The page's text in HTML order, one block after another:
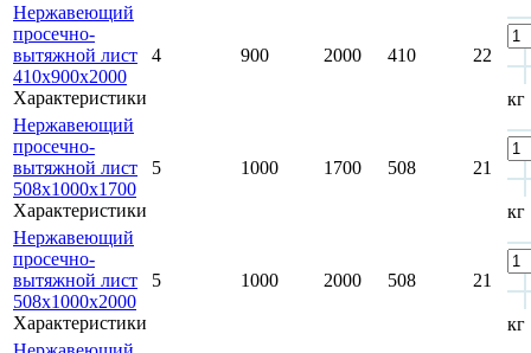
Нержавеющий
просечно-
вытяжной лист
410х900х2000
Характеристики
4 900 2000 410 22
кг
Нержавеющий
просечно-
вытяжной лист
508х1000х1700
Характеристики
5 1000 1700 508 21
кг
Нержавеющий
просечно-
вытяжной лист
508х1000х2000
Характеристики
5 1000 2000 508 21
кг